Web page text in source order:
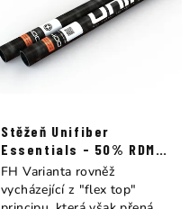
Stěžeň Unifiber
Essentials - 50% RDM
Constant FH Curve
FH Varianta rovněž
vycházející z "flex top"